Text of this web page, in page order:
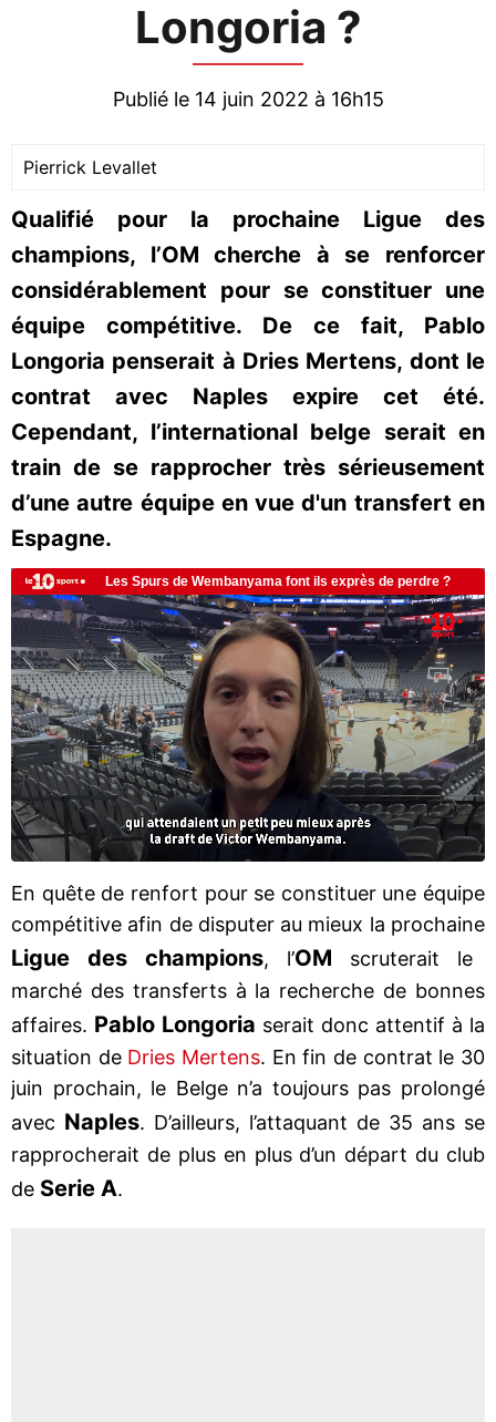
Longoria ?
Publié le 14 juin 2022 à 16h15
Pierrick Levallet
Qualifié pour la prochaine Ligue des
champions, l’OM cherche à se renforcer
considérablement pour se constituer une
équipe compétitive. De ce fait, Pablo
Longoria penserait à Dries Mertens, dont le
contrat avec Naples expire cet été.
Cependant, l’international belge serait en
train de se rapprocher très sérieusement
d’une autre équipe en vue d'un transfert en
Espagne.
En quête de renfort pour se constituer une équipe
compétitive afin de disputer au mieux la prochaine
Ligue des champions, l’OM scruterait le
marché des transferts à la recherche de bonnes
affaires. Pablo Longoria serait donc attentif à la
situation de Dries Mertens. En fin de contrat le 30
juin prochain, le Belge n’a toujours pas prolongé
avec Naples. D’ailleurs, l’attaquant de 35 ans se
rapprocherait de plus en plus d’un départ du club
de Serie A.